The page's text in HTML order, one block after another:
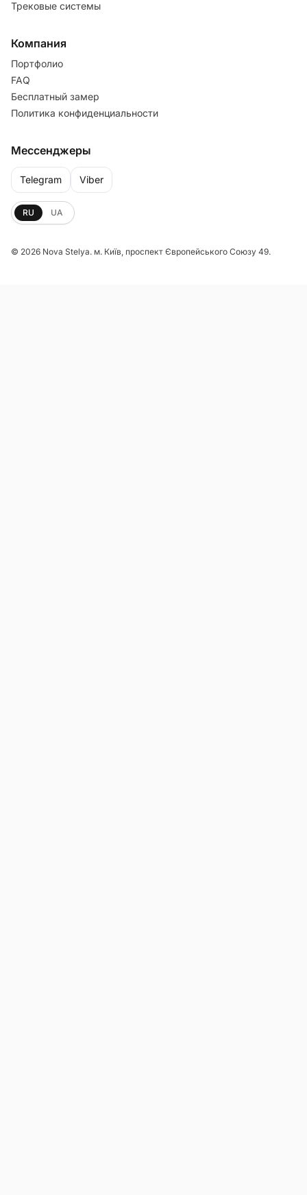
Трековые системы
Компания
Портфолио
FAQ
Бесплатный замер
Политика конфиденциальности
Мессенджеры
Telegram Viber
RU UA
© 2026 Nova Stelya. м. Київ, проспект Європейського Союзу 49.